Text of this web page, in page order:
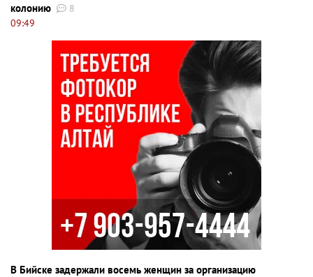
колонию
8
09:49
В Бийске задержали восемь женщин за организацию